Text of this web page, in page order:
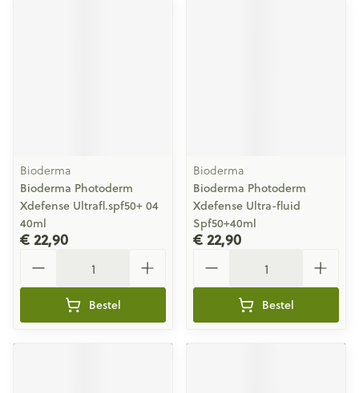
Bioderma
Bioderma Photoderm
Xdefense Ultrafl.spf50+ 04
40ml
€ 22,90
Bestel
Bioderma
Bioderma Photoderm
Xdefense Ultra-fluid
Spf50+40ml
€ 22,90
Bestel